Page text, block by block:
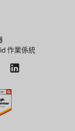
作業係統